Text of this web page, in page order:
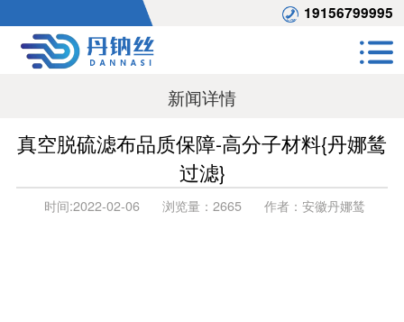
19156799995
新闻详情
真空脱硫滤布品质保障-高分子材料{丹娜鸶
过滤}
时间:2022-02-06 浏览量： 2665 作者： 安徽丹娜鸶